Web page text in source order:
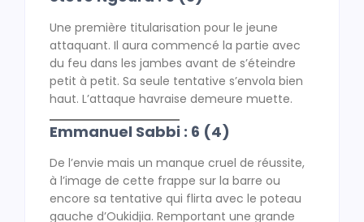
Une première titularisation pour le jeune
attaquant. Il aura commencé la partie avec
du feu dans les jambes avant de s’éteindre
petit à petit. Sa seule tentative s’envola bien
haut. L’attaque havraise demeure muette.
Emmanuel Sabbi : 6 (4)
De l’envie mais un manque cruel de réussite,
à l’image de cette frappe sur la barre ou
encore sa tentative qui flirta avec le poteau
gauche d’Oukidjia. Remportant une grande